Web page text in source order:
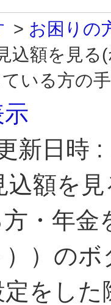
> お困りの
込額を見
いる方の
新日時
込額を
・年
）の
定をし